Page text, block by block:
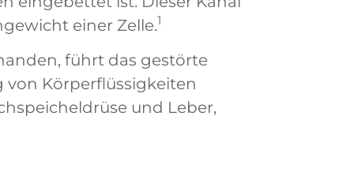
einer Zelle.1
führt das gestörte
von Körperflüssigkeiten
und Leber,